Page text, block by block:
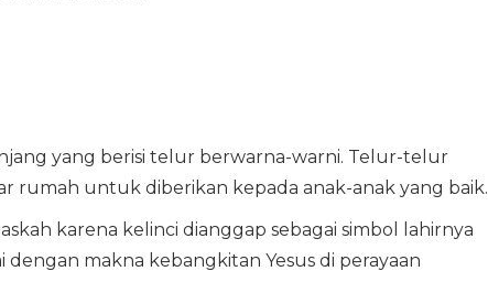
yang berisi telur berwarna-warni. Telur-telur
rumah untuk diberikan kepada anak-anak yang baik.
karena kelinci dianggap sebagai simbol lahirnya
makna kebangkitan Yesus di perayaan